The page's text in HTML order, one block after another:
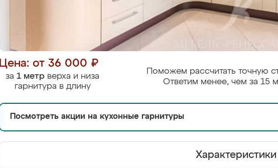
Цена: от 36 000 ₽
за 1 метр верха и низа
гарнитура в длину
Поможем рассчитать точную
Ответим менее, чем за 15
Посмотреть акции на кухонные гарнитуры
Характеристики